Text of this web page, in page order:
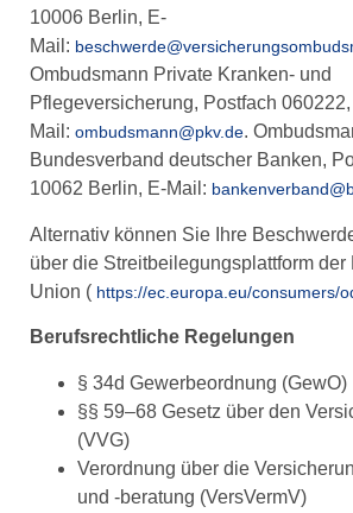
10006 Berlin, E-
Mail:
Ombudsmann Private Kranken- und
Pflegeversicherung, Postfach
Mail: ombudsmann@pkv.de.
Bundesverband deutscher Banken,
10062 Berlin, E-Mail:
Alternativ können Sie Ihre
über die Streitbeilegungsplattform der
Union ( https://ec.europa.eu/consumers/
Berufsrechtliche Regelungen
§ 34d Gewerbeordnung (GewO)
§§ 59–68 Gesetz über den
(VVG)
Verordnung über die
und -beratung (VersVermV)